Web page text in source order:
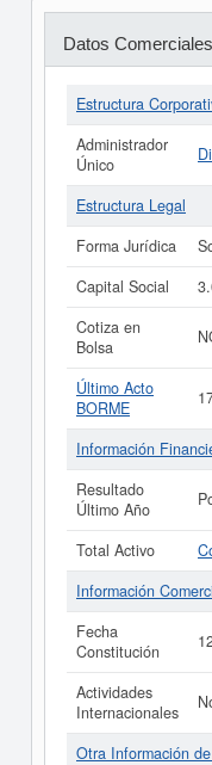
Datos
Estructura
Administrador
Único
Estructura Legal
Forma Jurídica
Capital Social
Cotiza en
Bolsa
Último Acto
BORME
Información
Resultado
Último Año
Total Activo
Información
Fecha
Constitución
Actividades
Internacionales
Otra Información